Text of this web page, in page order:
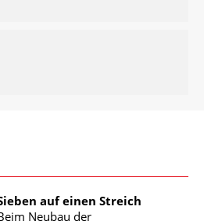
auf einen Streich
Neubau der